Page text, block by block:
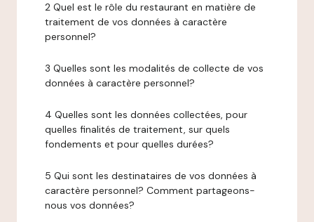
2 Quel est le rôle du restaurant en matière de
traitement de vos données à caractère
personnel?
3 Quelles sont les modalités de collecte de vos
données à caractère personnel?
4 Quelles sont les données collectées, pour
quelles finalités de traitement, sur quels
fondements et pour quelles durées?
5 Qui sont les destinataires de vos données à
caractère personnel? Comment partageons-
nous vos données?